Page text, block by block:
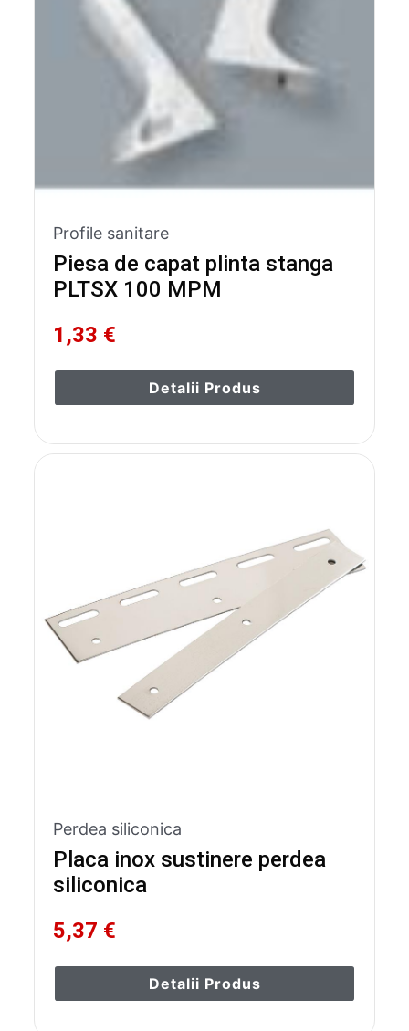
Profile sanitare
Piesa de capat plinta stanga
PLTSX 100 MPM
1,33 €
Detalii Produs
Perdea siliconica
Placa inox sustinere perdea
siliconica
5,37 €
Detalii Produs